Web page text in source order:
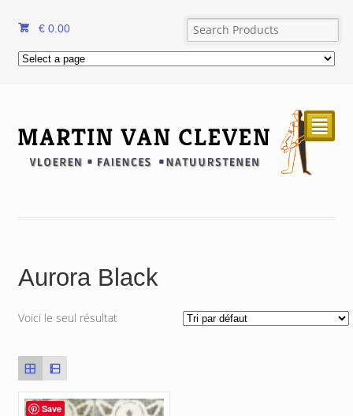
€ 0.00
²
Aurora Black
Voici le seul résultat
Save